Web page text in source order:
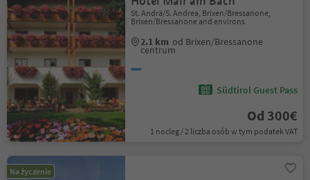
St. Andrä/S. Andrea, Brixen/Bressanone,
Brixen/Bressanone and environs
2.1 km od Brixen/Bressanone
centrum
Südtirol Guest Pass
Od 300€
1 nocleg / 2 liczba osób w tym podatek VAT
Na życzenie